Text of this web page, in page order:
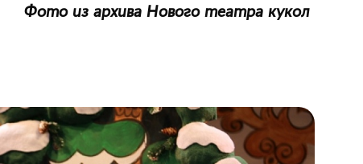
Фото из архива Нового театра кукол